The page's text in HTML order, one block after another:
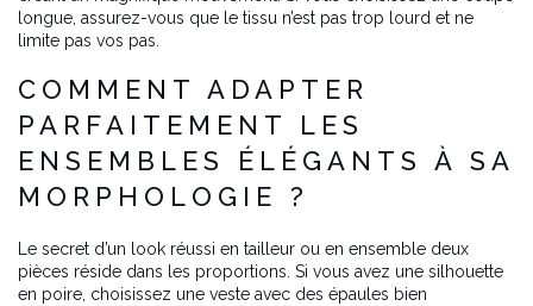
longue, assurez-vous que le tissu n’est pas trop lourd et ne
limite pas vos pas.
COMMENT ADAPTER
PARFAITEMENT LES
ENSEMBLES ÉLÉGANTS À SA
MORPHOLOGIE ?
Le secret d’un look réussi en tailleur ou en ensemble deux
pièces réside dans les proportions. Si vous avez une silhouette
en poire, choisissez une veste avec des épaules bien